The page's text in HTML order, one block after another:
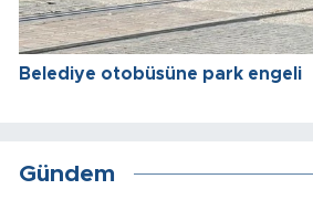
Belediye otobüsüne park engeli
Gündem